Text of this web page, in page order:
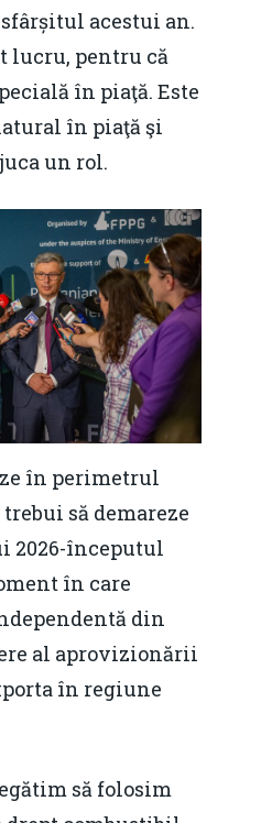
acestui an.
lucru, pentru că
în piaţă. Este
în piaţă şi
un rol.
în perimetrul
să demareze
2026-începutul
în care
din
al aprovizionării
în regiune
să folosim